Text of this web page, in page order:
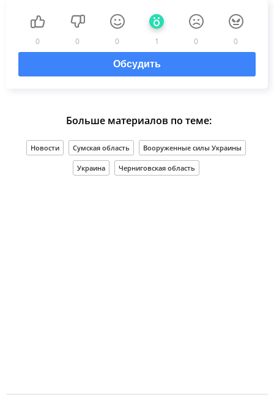
0 0 0 1 0 0
Обсудить
Больше материалов по теме:
Новости Сумская область Вооруженные силы Украины
Украина Черниговская область